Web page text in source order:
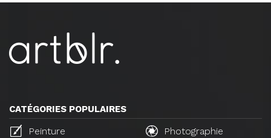
CATÉGORIES POPULAIRES
Peinture
Photographie